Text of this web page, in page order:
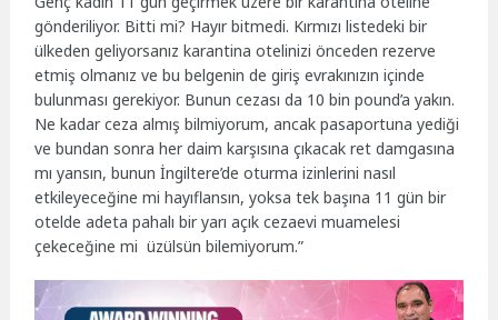
gönderiliyor. Bitti mi? Hayır bitmedi. Kırmızı listedeki bir
ülkeden geliyorsanız karantina otelinizi önceden rezerve
etmiş olmanız ve bu belgenin de giriş evrakınızın içinde
bulunması gerekiyor. Bunun cezası da 10 bin pound’a yakın.
Ne kadar ceza almış bilmiyorum, ancak pasaportuna yediği
ve bundan sonra her daim karşısına çıkacak ret damgasına
mı yansın, bunun İngiltere’de oturma izinlerini nasıl
etkileyeceğine mi hayıflansın, yoksa tek başına 11 gün bir
otelde adeta pahalı bir yarı açık cezaevi muamelesi
çekeceğine mi üzülsün bilemiyorum.”